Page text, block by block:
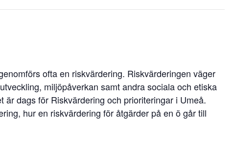
ofta en riskvärdering. Riskvärderingen väger
miljöpåverkan samt andra sociala och etiska
dags för Riskvärdering och prioriteringar i Umeå.
hur en riskvärdering för åtgärder på en ö går till